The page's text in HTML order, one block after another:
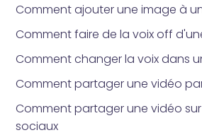
Comment ajouter une image à
Comment faire de la voix off
Comment changer la voix dans
Comment partager une vidéo
Comment partager une vidéo
sociaux